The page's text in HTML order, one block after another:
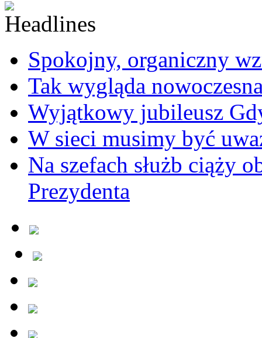
Spokojny, organiczny
Tak wygląda
Wyjątkowy jubileusz
W sieci musimy być
Na szefach służb ciąży
Prezydenta